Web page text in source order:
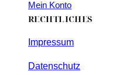
Mein Konto
RECHTLICHES
Impressum
Datenschutz